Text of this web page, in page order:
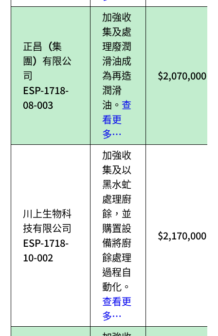
正昌 （集
團）​ 有限公
司
ESP-1718-
08-003
加強收
集及處
理廢潤
滑油成
為再造
潤滑
油。 查
看更
多…
$2,070,000
川上生物科
技有限公司
ESP-1718-
10-002
加強收
集及以
黑水虻
處理廚
餘，並
購置設
備將廚
餘處理
過程自
動化。
查看更
多…
$2,170,000